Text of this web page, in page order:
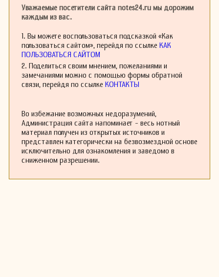
способствовало популяризации
национального музыкального языка.
Алмейда создавал различные музыкальные
композиции, включая хоровые произведения и
камерную музыку. Его стиль отличался
сделало его работы доступными для широкой
публики. К сожалению, многие из его
произведений были утеряны, однако те, что
Иринеу де Алмейда скончался в 1914 году,
оставив после себя наследие, которое
продолжает вдохновлять музыкантов и
композиторов в Бразилии и за её пределами.
Его музыка остается свидетельством
богатства бразильской музыкальной
традиции и важной части культурного
Уважаемые посетители сайта notes24.ru мы дорожим
каждым из вас.
1. Вы можете воспользоваться подсказкой «Как
пользоваться сайтом», перейдя по ссылке КАК
ПОЛЬЗОВАТЬСЯ САЙТОМ
2. Поделиться своим мнением, пожеланиями и
замечаниями можно с помощью формы обратной
связи, перейдя по ссылке КОНТАКТЫ
Во избежание возможных недоразумений,
Администрация сайта напоминает - весь нотный
материал получен из открытых источников и
представлен категорически на безвозмездной основе
исключительно для ознакомления и заведомо в
сниженном разрешении.